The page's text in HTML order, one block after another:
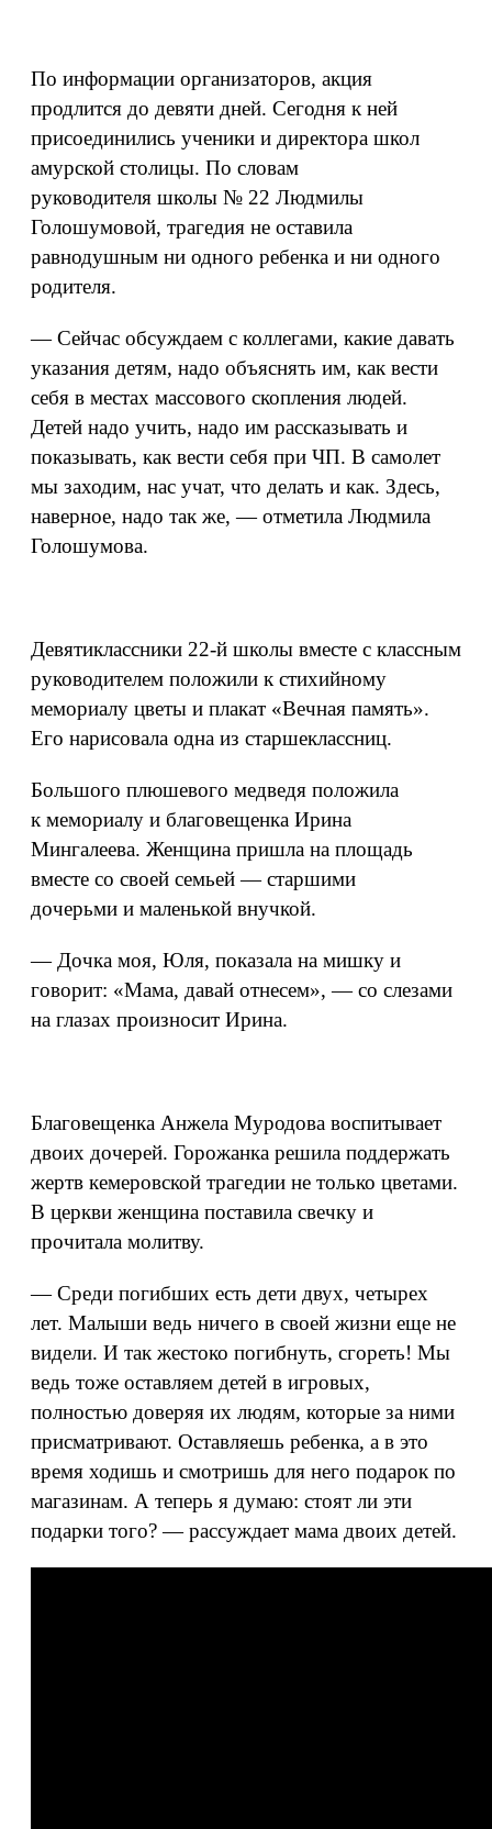
По информации организаторов, акция
продлится до девяти дней. Сегодня к ней
присоединились ученики и директора школ
амурской столицы. По словам
руководителя школы № 22 Людмилы
Голошумовой, трагедия не оставила
равнодушным ни одного ребенка и ни одного
родителя.
— Сейчас обсуждаем с коллегами, какие давать
указания детям, надо объяснять им, как вести
себя в местах массового скопления людей.
Детей надо учить, надо им рассказывать и
показывать, как вести себя при ЧП. В самолет
мы заходим, нас учат, что делать и как. Здесь,
наверное, надо так же, — отметила Людмила
Голошумова.
Девятиклассники 22-й школы вместе с классным
руководителем положили к стихийному
мемориалу цветы и плакат «Вечная память».
Его нарисовала одна из старшеклассниц.
Большого плюшевого медведя положила
к мемориалу и благовещенка Ирина
Мингалеева. Женщина пришла на площадь
вместе со своей семьей — старшими
дочерьми и маленькой внучкой.
— Дочка моя, Юля, показала на мишку и
говорит: «Мама, давай отнесем», — со слезами
на глазах произносит Ирина.
Благовещенка Анжела Муродова воспитывает
двоих дочерей. Горожанка решила поддержать
жертв кемеровской трагедии не только цветами.
В церкви женщина поставила свечку и
прочитала молитву.
— Среди погибших есть дети двух, четырех
лет. Малыши ведь ничего в своей жизни еще не
видели. И так жестоко погибнуть, сгореть! Мы
ведь тоже оставляем детей в игровых,
полностью доверяя их людям, которые за ними
присматривают. Оставляешь ребенка, а в это
время ходишь и смотришь для него подарок по
магазинам. А теперь я думаю: стоят ли эти
подарки того? — рассуждает мама двоих детей.